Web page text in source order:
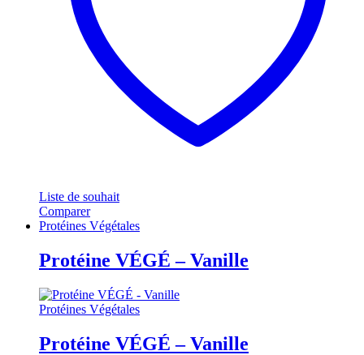
Liste de souhait
Comparer
Protéines Végétales
Protéine VÉGÉ – Vanille
Protéines Végétales
Protéine VÉGÉ – Vanille